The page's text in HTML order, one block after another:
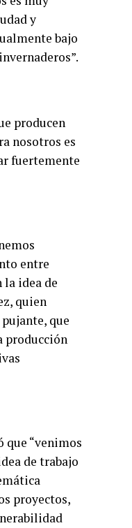
y
bajo
producen
nosotros es
fuertemente
entre
la idea de
quien
que
producción
que “venimos
de trabajo
proyectos,